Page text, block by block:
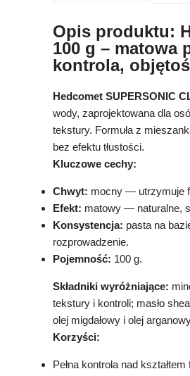
Opis produktu:
100 g – matowa
kontrola,
Hedcomet SUPERSONIC
wody, zaprojektowana dla
tekstury. Formuła z
bez efektu tłustości.
Kluczowe cechy:
Chwyt: mocny — utrzymuje
Efekt: matowy — naturalne,
Konsystencja: pasta na
rozprowadzenie.
Pojemność: 100 g.
Składniki wyróżniające:
tekstury i kontroli; masło
olej migdałowy i olej
Korzyści:
Pełna kontrola nad